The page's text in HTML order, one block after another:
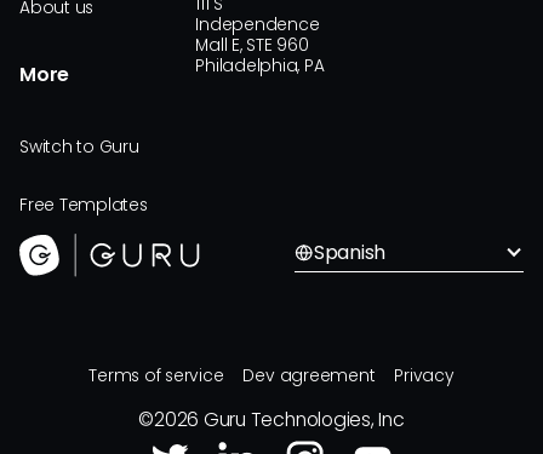
About us
More
Switch to Guru
Free Templates
Independence
Mall E, STE 960
Philadelphia, PA
Spanish
Terms of service Dev agreement Privacy
©2026 Guru Technologies, Inc